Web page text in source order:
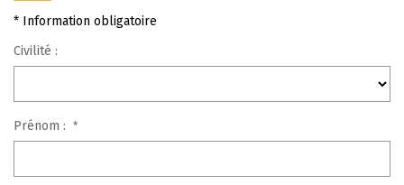
* Information obligatoire
Civilité :
Prénom : *